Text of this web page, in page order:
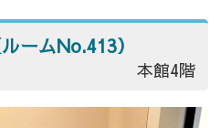
ームNo.413）
本館4階